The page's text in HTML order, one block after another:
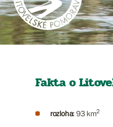
Fakta o
rozloha: 93 km2